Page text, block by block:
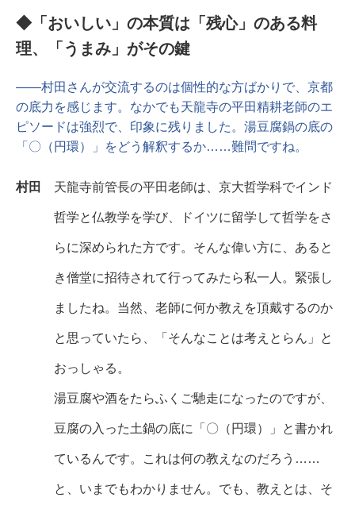
◆「おいしい」の本質は「残心」のある料
理、「うまみ」がその鍵
――村田さんが交流するのは個性的な方ばかりで、京都
の底力を感じます。なかでも天龍寺の平田精耕老師のエ
ピソードは強烈で、印象に残りました。湯豆腐鍋の底の
「〇（円環）」をどう解釈するか……難問ですね。
村田 天龍寺前管長の平田老師は、京大哲学科でインド
哲学と仏教学を学び、ドイツに留学して哲学をさ
らに深められた方です。そんな偉い方に、あると
き僧堂に招待されて行ってみたら私一人。緊張し
ましたね。当然、老師に何か教えを頂戴するのか
と思っていたら、「そんなことは考えとらん」と
おっしゃる。
湯豆腐や酒をたらふくご馳走になったのですが、
豆腐の入った土鍋の底に「〇（円環）」と書かれ
ているんです。これは何の教えなのだろう……
と、いまでもわかりません。でも、教えとは、そ